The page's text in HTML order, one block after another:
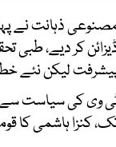
ذہانت نے
کر دیے، طبی
لیکن نئے
وی کی سیاست
کنزا ہاشمی کا